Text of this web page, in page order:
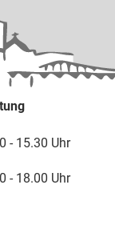
- 15.30 Uhr
- 18.00 Uhr